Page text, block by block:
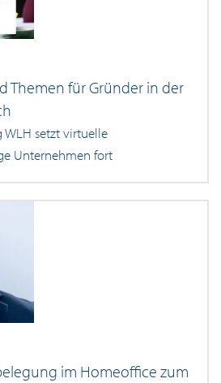
Themen für Gründer in der
WLH setzt virtuelle
Unternehmen fort
im Homeoffice zum